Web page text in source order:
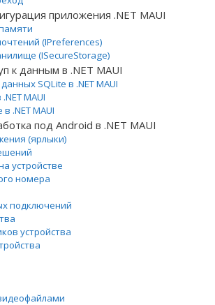
приложения .NET MAUI
(IPreferences)
(ISecureStorage)
к данным в .NET MAUI
SQLite в .NET MAUI
MAUI
.NET MAUI
под Android в .NET MAUI
(ярлыки)
устройстве
номера
подключений
устройства